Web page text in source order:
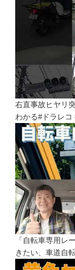
右直事故ヒヤリ
わかる#ドラレコ
「自転車専用レ
きたい、車道自